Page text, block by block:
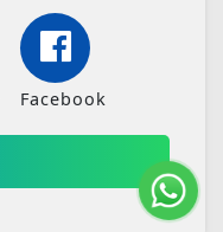
Facebook